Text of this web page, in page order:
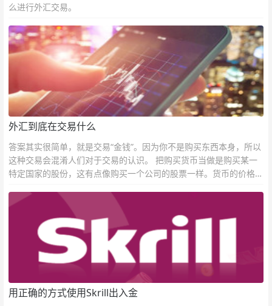
么进行外汇交易。
外汇到底在交易什么
答案其实很简单，就是交易“金钱”。因为你不是购买东西本身，所以
这种交易会混淆人们对于交易的认识。 把购买货币当做是购买某一
特定国家的股份，这有点像购买一个公司的股票一样。货币的价格直
用正确的方式使用Skrill出入金